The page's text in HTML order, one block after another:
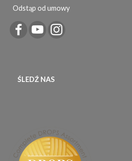
Odstąp od umowy
ŚLEDŹ NAS